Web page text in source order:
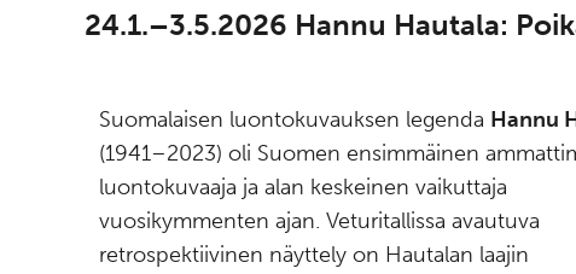
24.1.–3.5.2026 Hannu Hautala:
Suomalaisen luontokuvauksen legenda Hannu
(1941–2023) oli Suomen ensimmäinen
luontokuvaaja ja alan keskeinen vaikuttaja
vuosikymmenten ajan. Veturitallissa avautuva
retrospektiivinen näyttely on Hautalan laajin